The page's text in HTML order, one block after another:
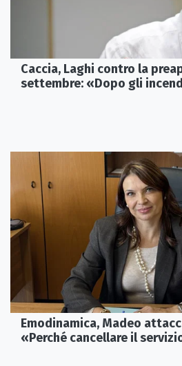
Caccia, Laghi contro la
settembre: «Dopo gli
Emodinamica, Madeo
«Perché cancellare il